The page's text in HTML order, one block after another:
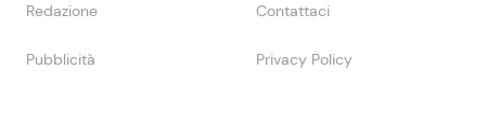
Redazione Contattaci
Pubblicità Privacy Policy